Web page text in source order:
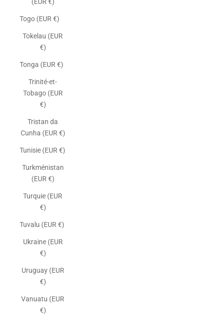
Togo (EUR €)
Tokelau (EUR
€)
Tonga (EUR €)
Trinité-et-
Tobago (EUR
€)
Tristan da
Cunha (EUR €)
Tunisie (EUR €)
Turkménistan
(EUR €)
Turquie (EUR
€)
Tuvalu (EUR €)
Ukraine (EUR
€)
Uruguay (EUR
€)
Vanuatu (EUR
€)